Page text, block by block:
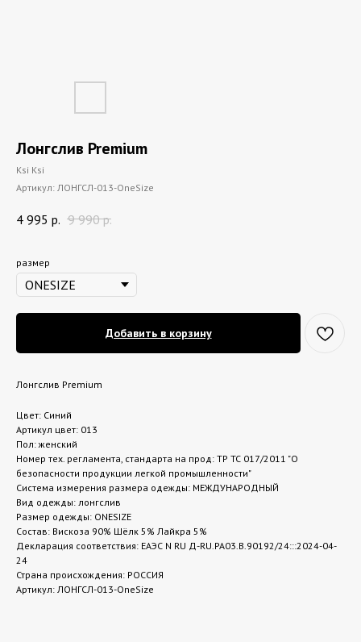
Лонгслив Premium
Ksi Ksi
Артикул: ЛОНГСЛ-013-OneSize
4 995 р. 9 990 р.
размер
Добавить в корзину
Лонгслив Premium
Цвет: Синий
Артикул цвет: 013
Пол: женский
Номер тех. регламента, стандарта на прод: ТР ТС 017/2011 "О
безопасности продукции легкой промышленности"
Система измерения размера одежды: МЕЖДУНАРОДНЫЙ
Вид одежды: лонгслив
Размер одежды: ONESIZE
Состав: Вискоза 90% Шёлк 5% Лайкра 5%
Декларация соответствия: ЕАЭС N RU Д-RU.РА03.В.90192/24:::2024-04-
24
Страна происхождения: РОССИЯ
Артикул: ЛОНГСЛ-013-OneSize